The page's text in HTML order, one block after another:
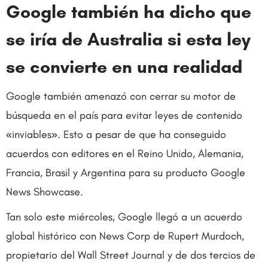
Google también ha dicho que
se iría de Australia si esta ley
se convierte en una realidad
Google también amenazó con cerrar su motor de
búsqueda en el país para evitar leyes de contenido
«inviables». Esto a pesar de que ha conseguido
acuerdos con editores en el Reino Unido, Alemania,
Francia, Brasil y Argentina para su producto Google
News Showcase.
Tan solo este miércoles, Google llegó a un acuerdo
global histórico con News Corp de Rupert Murdoch,
propietario del Wall Street Journal y de dos tercios de